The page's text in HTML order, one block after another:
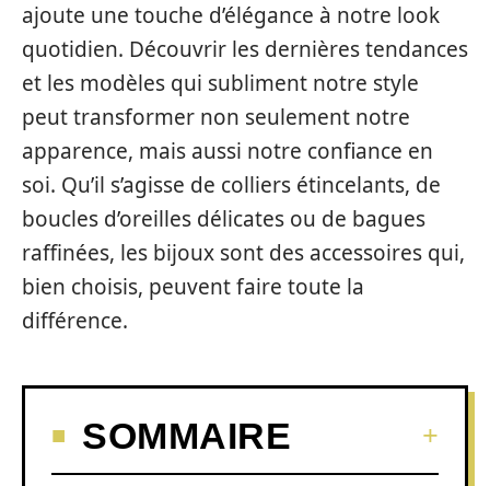
ajoute une touche d’élégance à notre look
quotidien. Découvrir les dernières tendances
et les modèles qui subliment notre style
peut transformer non seulement notre
apparence, mais aussi notre confiance en
soi. Qu’il s’agisse de colliers étincelants, de
boucles d’oreilles délicates ou de bagues
raffinées, les bijoux sont des accessoires qui,
bien choisis, peuvent faire toute la
différence.
SOMMAIRE